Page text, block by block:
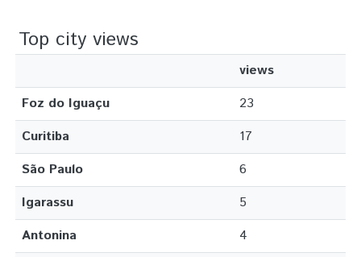
Top city views
views
Foz do Iguaçu
23
Curitiba
17
São Paulo
6
Igarassu
5
Antonina
4